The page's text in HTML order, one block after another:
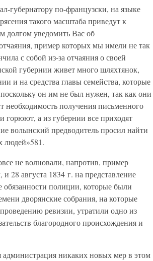
губернатору по-французски, на языке
такого масштаба приведут к
долгом уведомить Вас об
пример которых мы имели не так
с собой из-за отчаяния о своей
губернии живет много шляхтянок,
и на средства главы семейства, которые
он им не был нужен, так как они
необходимость получения письменного
горюют, а из губернии все приходят
волынский предводитель просил найти
людей»581.
не волновали, напротив, пример
28 августа 1834 г. на представление
полиции, которые были
дворянские собрания, на которые
ревизии, утратили одно из
благородного происхождения и
никаких новых мер в этом